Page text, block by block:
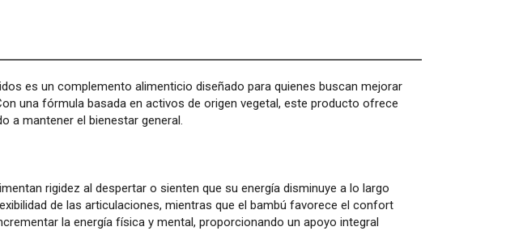
es un complemento alimenticio diseñado para quienes buscan mejorar
una fórmula basada en activos de origen vegetal, este producto ofrece
a mantener el bienestar general.
rigidez al despertar o sienten que su energía disminuye a lo largo
de las articulaciones, mientras que el bambú favorece el confort
la energía física y mental, proporcionando un apoyo integral